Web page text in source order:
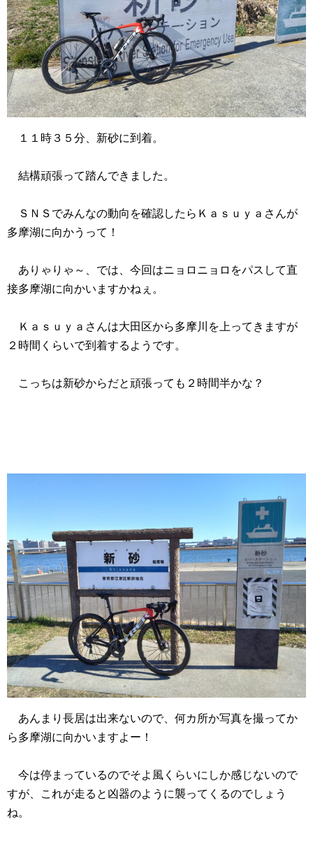
１１時３５分、新砂に到着。
結構頑張って踏んできました。
ＳＮＳでみんなの動向を確認したらＫａｓｕｙａさんが
多摩湖に向かうって！
ありゃりゃ～、では、今回はニョロニョロをパスして直
接多摩湖に向かいますかねぇ。
Ｋａｓｕｙａさんは大田区から多摩川を上ってきますが
２時間くらいで到着するようです。
こっちは新砂からだと頑張っても２時間半かな？
あんまり長居は出来ないので、何カ所か写真を撮ってか
ら多摩湖に向かいますよー！
今は停まっているのでそよ風くらいにしか感じないので
すが、これが走ると凶器のように襲ってくるのでしょう
ね。